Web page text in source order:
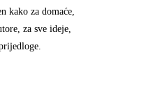
kako za domaće,
za sve ideje,